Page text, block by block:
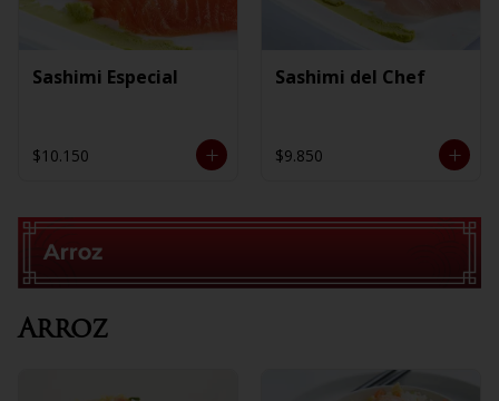
Sashimi Especial
$10.150
Sashimi del Chef
$9.850
Arroz